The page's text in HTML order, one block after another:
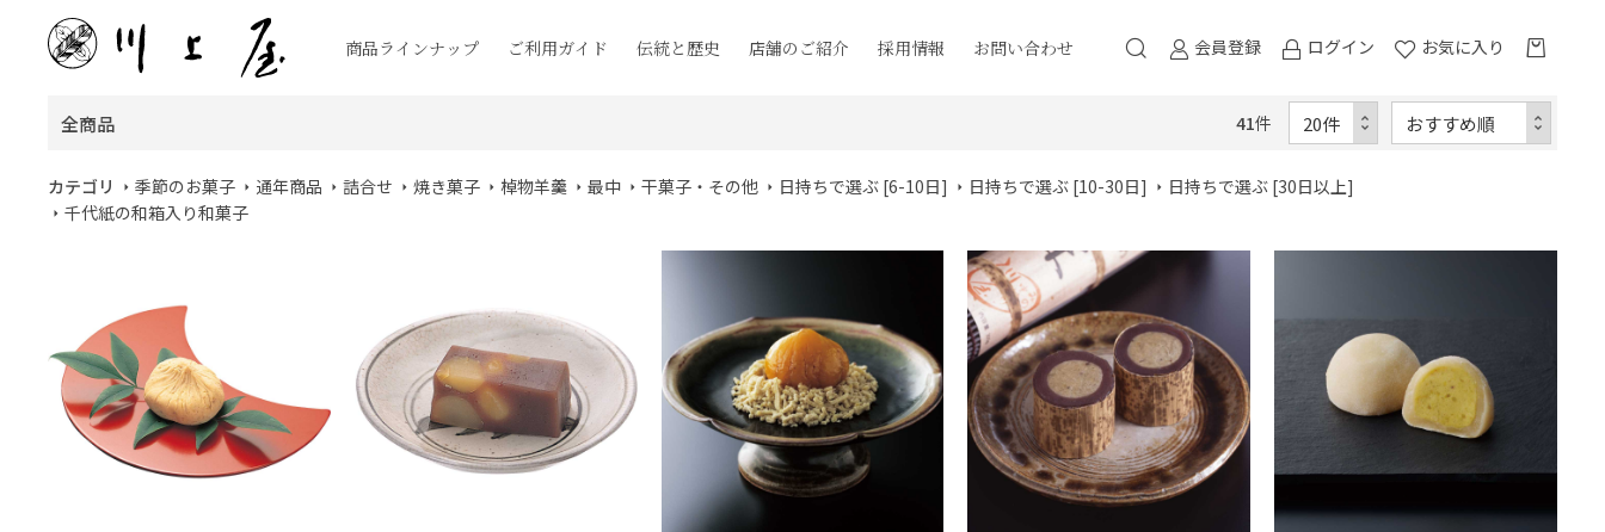
商品ラインナップ ご利用ガイド 伝統と歴史 店舗のご紹介 採用情報 お問い合わせ 会員登録 ログイン お気に入り
全商品 41件
カテゴリ 季節のお菓子 通年商品 詰合せ 焼き菓子 棹物羊羹 最中 干菓子・その他 日持ちで選ぶ [6-10日] 日持ちで選ぶ [10-30日]
日持ちで選ぶ [30日以上]
千代紙の和箱入り和菓子